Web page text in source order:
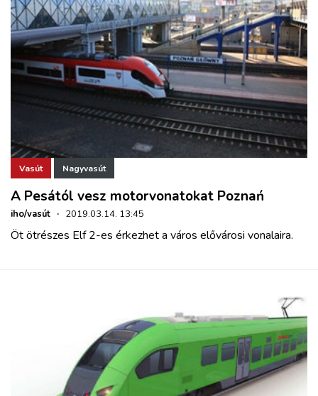
Vasút Nagyvasút
A Pesától vesz motorvonatokat Poznań
iho/vasút · 2019.03.14. 13:45
Öt ötrészes Elf 2-es érkezhet a város elővárosi vonalaira.